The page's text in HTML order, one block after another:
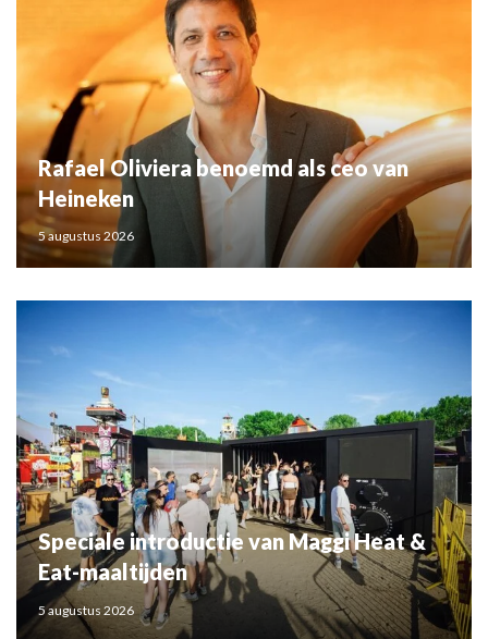
Rafael Oliviera benoemd als ceo van
Heineken
5 augustus 2026
Speciale introductie van Maggi Heat &
Eat-maaltijden
5 augustus 2026